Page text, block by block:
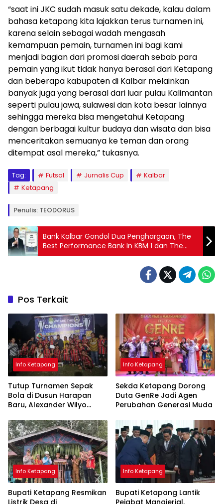
“saat ini JKC sudah masuk satu dekade, kalau dalam
bahasa ketapang kita lajakkan terus turnamen ini,
karena selain sebagai wadah mengasah
kemampuan pemain, turnamen ini bagi kami
menjadi bagian dari promosi daerah sebab para
pemain yang ikut tidak hanya berasal dari Ketapang
dan beberapa kabupaten di Kalbar melainkan
banyak juga yang berasal dari luar pulau Kalimantan
seperti pulau jawa, sulawesi dan kota besar lainnya
sehingga mereka bisa mengetahui Ketapang
dengan berbagai kultur budaya dan wisata dan bisa
menceritakan semuanya ke teman dan orang
ditempat asal mereka,” tukasnya.
Tag: Futsal Jurnalis Cup
Kalbar
Ketapang
Penulis: TEODORUS
Bank Kalbar Gondol Dua Penghargaan, The
Best Performance Bank In KBM 1 dan The
Excellent Performance Bank In 20
Consecutive Years 2023-2024
Pos Terkait
Info Ketapang
Tutup Turnamen Sepak
Bola di Dusun Harapan
Baru, Alexander Wilyo
terhadap Pembinaan Atlet
Info Ketapang
Sekda Ketapang Dorong
Duta GenRe Jadi Agen
Perubahan Generasi Muda
Info Ketapang
Bupati Ketapang Resmikan
Listrik Desa di
Info Ketapang
Bupati Ketapang Lantik
Pejabat Manajerial,